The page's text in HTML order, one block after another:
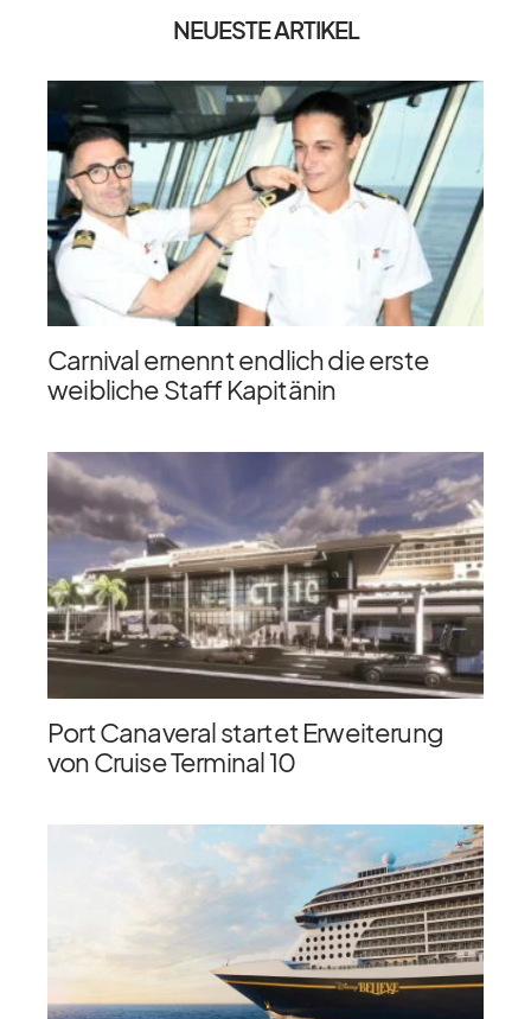
NEUESTE ARTIKEL
Carnival ernennt endlich die erste
weibliche Staff Kapitänin
Port Canaveral startet Erweiterung
von Cruise Terminal 10